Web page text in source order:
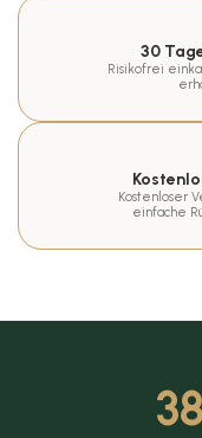
30
Risikofrei
Kostenloser
einfache